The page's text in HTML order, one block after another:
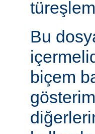
Bu
biçem